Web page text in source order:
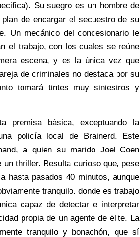
Su suegro es un hombre de
de encargar el secuestro de su
Un mecánico del concesionario le
el trabajo, con los cuales se reúne
escena, y es la única vez que
de criminales no destaca por su
tomará tintes muy siniestros y
premisa básica, exceptuando la
policía local de Brainerd. Este
a quien su marido Joel Coen
thriller. Resulta curioso que, pese
hasta pasados 40 minutos, aunque
tranquilo, donde es trabajo
capaz de detectar e interpretar
propia de un agente de élite. La
tranquilo y bonachón, que sí